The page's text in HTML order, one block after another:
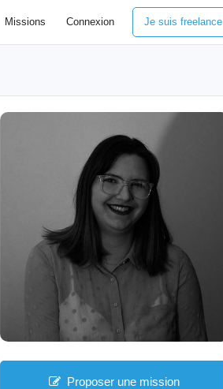
Missions Connexion Je suis freelance
Proposer une mission